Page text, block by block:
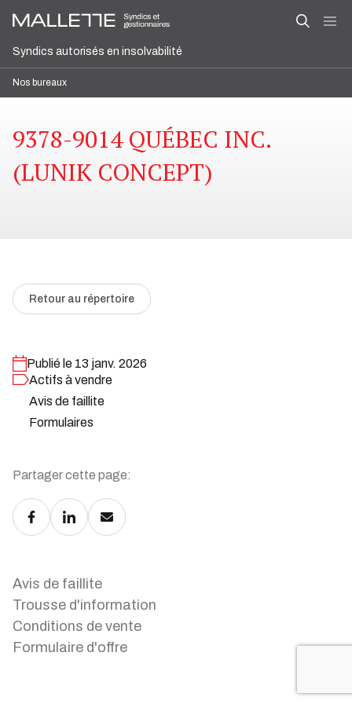
Syndics autorisés en insolvabilité
Nos bureaux
9378-9014 QUÉBEC INC.
(LUNIK CONCEPT)
Retour au répertoire
Publié le 13 janv. 2026
Actifs à vendre
Avis de faillite
Formulaires
Partager cette page:
Avis de faillite
Trousse d'information
Conditions de vente
Formulaire d'offre